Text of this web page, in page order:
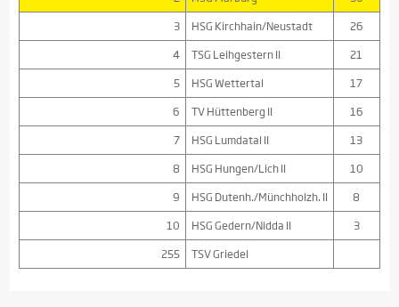
3
HSG Kirchhain/Neustadt
26
4
TSG Leihgestern II
21
5
HSG Wettertal
17
6
TV Hüttenberg II
16
7
HSG Lumdatal II
13
8
HSG Hungen/Lich II
10
9
HSG Dutenh./Münchholzh. II
8
10
HSG Gedern/Nidda II
3
255
TSV Griedel